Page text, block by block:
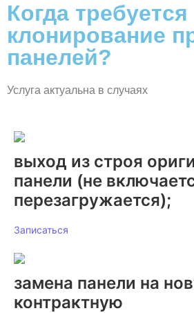
Когда требуется
клонирование
панелей?
Услуга актуальна в случаях
выход из строя
панели (не
перезагружается);
Записаться
замена панели на
контрактную